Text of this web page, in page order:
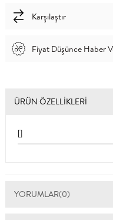
Karşılaştır
Fiyat Düşünce Haber
ÜRÜN ÖZELLIKLERI
[]
YORUMLAR(0)